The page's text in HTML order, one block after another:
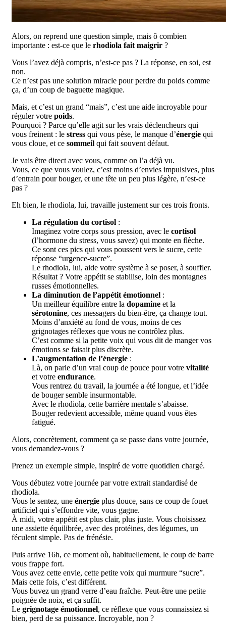
Alors, on reprend une question simple, mais ô combien
importante : est-ce que le rhodiola fait maigrir ?
Vous l’avez déjà compris, n’est-ce pas ? La réponse, en soi, est
non.
Ce n’est pas une solution miracle pour perdre du poids comme
ça, d’un coup de baguette magique.
Mais, et c’est un grand “mais”, c’est une aide incroyable pour
réguler votre poids.
Pourquoi ? Parce qu’elle agit sur les vrais déclencheurs qui
vous freinent : le stress qui vous pèse, le manque d’énergie qui
vous cloue, et ce sommeil qui fait souvent défaut.
Je vais être direct avec vous, comme on l’a déjà vu.
Vous, ce que vous voulez, c’est moins d’envies impulsives, plus
d’entrain pour bouger, et une tête un peu plus légère, n’est-ce
pas ?
Eh bien, le rhodiola, lui, travaille justement sur ces trois fronts.
La régulation du cortisol :
Imaginez votre corps sous pression, avec le cortisol
(l’hormone du stress, vous savez) qui monte en flèche.
Ce sont ces pics qui vous poussent vers le sucre, cette
réponse “urgence-sucre”.
Le rhodiola, lui, aide votre système à se poser, à souffler.
Résultat ? Votre appétit se stabilise, loin des montagnes
russes émotionnelles.
La diminution de l’appétit émotionnel :
Un meilleur équilibre entre la dopamine et la
sérotonine, ces messagers du bien-être, ça change tout.
Moins d’anxiété au fond de vous, moins de ces
grignotages réflexes que vous ne contrôlez plus.
C’est comme si la petite voix qui vous dit de manger vos
émotions se faisait plus discrète.
L’augmentation de l’énergie :
Là, on parle d’un vrai coup de pouce pour votre vitalité
et votre endurance.
Vous rentrez du travail, la journée a été longue, et l’idée
de bouger semble insurmontable.
Avec le rhodiola, cette barrière mentale s’abaisse.
Bouger redevient accessible, même quand vous êtes
fatigué.
Alors, concrètement, comment ça se passe dans votre journée,
vous demandez-vous ?
Prenez un exemple simple, inspiré de votre quotidien chargé.
Vous débutez votre journée par votre extrait standardisé de
rhodiola.
Vous le sentez, une énergie plus douce, sans ce coup de fouet
artificiel qui s’effondre vite, vous gagne.
À midi, votre appétit est plus clair, plus juste. Vous choisissez
une assiette équilibrée, avec des protéines, des légumes, un
féculent simple. Pas de frénésie.
Puis arrive 16h, ce moment où, habituellement, le coup de barre
vous frappe fort.
Vous avez cette envie, cette petite voix qui murmure “sucre”.
Mais cette fois, c’est différent.
Vous buvez un grand verre d’eau fraîche. Peut-être une petite
poignée de noix, et ça suffit.
Le grignotage émotionnel, ce réflexe que vous connaissiez si
bien, perd de sa puissance. Incroyable, non ?